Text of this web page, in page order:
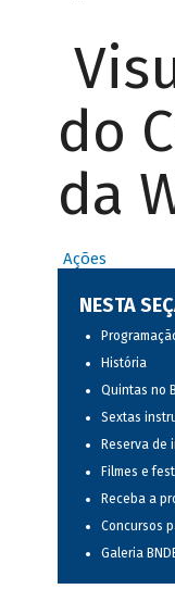
do
da
Ações
NESTA
História
Quintas no
Sextas
Reserva de
Filmes e
Receba a
Concursos
Galeria